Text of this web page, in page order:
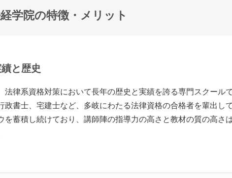
学院の特徴・メリット
と歴史
法律系資格対策において長年の歴史と実績を誇る専門スクール
政書士、宅建士など、多岐にわたる法律資格の合格者を輩出し
を蓄積し続けており、講師陣の指導力の高さと教材の質の高さ